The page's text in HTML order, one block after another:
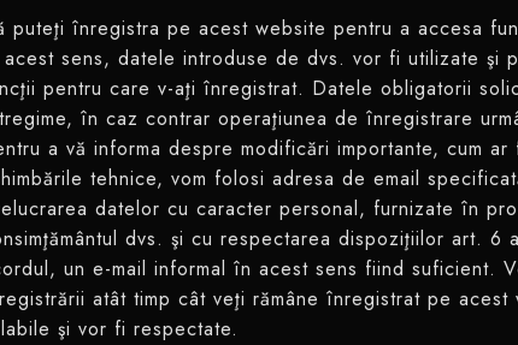
puteţi înregistra pe acest website pentru a accesa
sens, datele introduse de dvs. vor fi utilizate şi
pentru care v-aţi înregistrat. Datele obligatorii
în caz contrar operaţiunea de înregistrare
a vă informa despre modificări importante, cum
tehnice, vom folosi adresa de email
datelor cu caracter personal, furnizate în
dvs. şi cu respectarea dispoziţiilor art.
un e-mail informal în acest sens fiind suficient.
atât timp cât veţi rămâne înregistrat pe
şi vor fi respectate.